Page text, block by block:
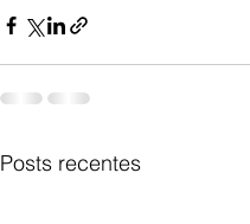
Posts recentes